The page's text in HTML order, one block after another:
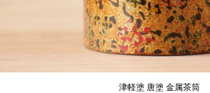
津軽塗 唐塗 金属茶筒